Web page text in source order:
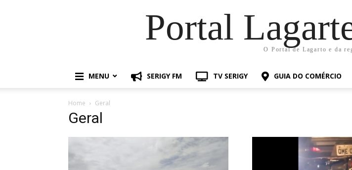
Portal
O Portal de Lagarto e da
MENU SERIGY FM TV SERIGY GUIA DO COMÉRCIO
Home Geral
Geral